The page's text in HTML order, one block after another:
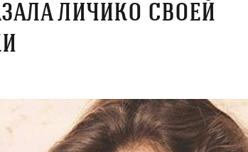
личико своей